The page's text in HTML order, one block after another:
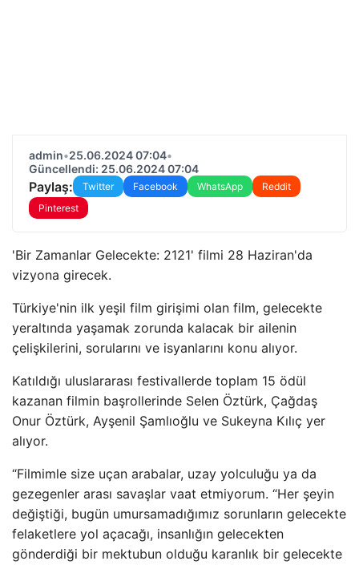
admin•25.06.2024 07:04•
Güncellendi: 25.06.2024 07:04
Paylaş: Twitter Facebook WhatsApp
Reddit
Pinterest
'Bir Zamanlar Gelecekte: 2121' filmi 28 Haziran'da
vizyona girecek.
Türkiye'nin ilk yeşil film girişimi olan film, gelecekte
yeraltında yaşamak zorunda kalacak bir ailenin
çelişkilerini, sorularını ve isyanlarını konu alıyor.
Katıldığı uluslararası festivallerde toplam 15 ödül
kazanan filmin başrollerinde Selen Öztürk, Çağdaş
Onur Öztürk, Ayşenil Şamlıoğlu ve Sukeyna Kılıç yer
alıyor.
“Filmimle size uçan arabalar, uzay yolculuğu ya da
gezegenler arası savaşlar vaat etmiyorum. “Her şeyin
değiştiği, bugün umursamadığımız sorunların gelecekte
felaketlere yol açacağı, insanlığın gelecekten
gönderdiği bir mektubun olduğu karanlık bir gelecekte